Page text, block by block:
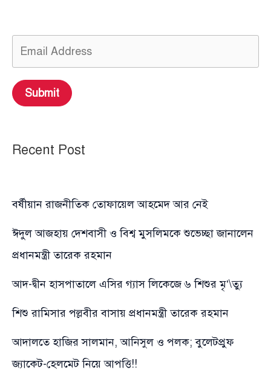
Submit
Recent Post
বর্ষীয়ান রাজনীতিক তোফায়েল আহমেদ আর নেই
ঈদুল আজহায় দেশবাসী ও বিশ্ব মুসলিমকে শুভেচ্ছা জানালেন
প্রধানমন্ত্রী তারেক রহমান
আদ-দ্বীন হাসপাতালে এসির গ্যাস লিকেজে ৬ শিশুর মৃ’\ত্যু
শিশু রামিসার পল্লবীর বাসায় প্রধানমন্ত্রী তারেক রহমান
আদালতে হাজির সালমান, আনিসুল ও পলক; বুলেটপ্রুফ
জ্যাকেট-হেলমেট নিয়ে আপত্তি!!